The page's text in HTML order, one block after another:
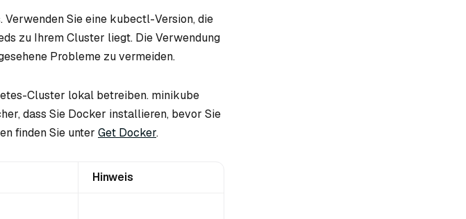
Sie eine kubectl-Version, die
zu Ihrem Cluster liegt. Die Verwendung
Probleme zu vermeiden.
Cluster lokal betreiben. minikube
dass Sie Docker installieren, bevor Sie
finden Sie unter Get Docker.
Hinweis